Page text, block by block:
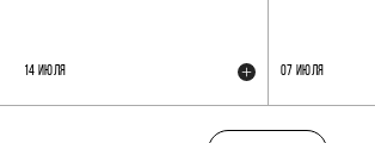
14 ИЮЛЯ 07 ИЮЛЯ